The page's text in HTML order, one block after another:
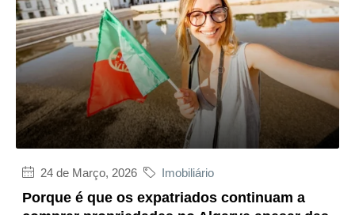
24 de Março, 2026 Imobiliário
Porque é que os expatriados continuam a